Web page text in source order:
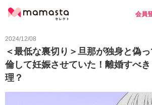
会員
2024/12/08
＜最低な裏切り＞旦那が独身と偽
倫して妊娠させていた！離婚すべ
理？